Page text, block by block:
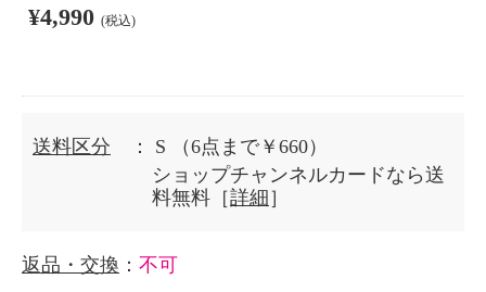
¥4,990 (税込)
送料区分 ： S
（6点まで￥660）
ショップチャンネルカードなら送
料無料［詳細 ］
返品・交換 ： 不可